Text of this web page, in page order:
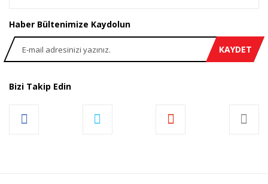
Haber Bültenimize Kaydolun
KAYDET
Bizi Takip Edin